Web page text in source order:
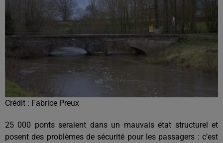
Crédit : Fabrice Preux
25 000 ponts seraient dans un mauvais état structurel et
posent des problèmes de sécurité pour les passagers : c’est